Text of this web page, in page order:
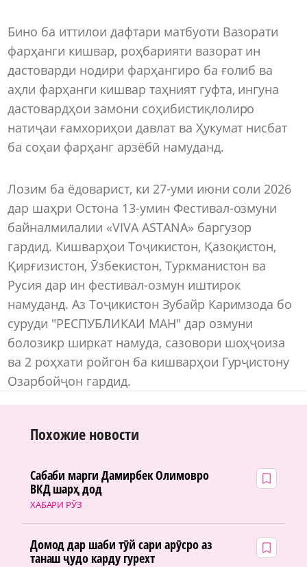
Бино ба иттилои дафтари матбуоти Вазорати
фарҳанги кишвар, роҳбарияти вазорат ин
дастоварди нодири фарҳангиро ба ғолиб ва
аҳли фарҳанги кишвар таҳният гуфта, ингуна
дастовардҳои замони соҳибистиқлолиро
натиҷаи ғамхориҳои давлат ва Ҳукумат нисбат
ба соҳаи фарҳанг арзёбӣ намуданд.
Лозим ба ёдоварист, ки 27-уми июни соли 2026
дар шаҳри Остона 13-умин Фестивал-озмуни
байналмилалии «VIVA ASTANA» баргузор
гардид. Кишварҳои Тоҷикистон, Қазоқистон,
Қирғизистон, Ӯзбекистон, Туркманистон ва
Русия дар ин фестивал-озмун иштирок
намуданд. Аз Тоҷикистон Зубайр Каримзода бо
суруди "РЕСПУБЛИКАИ МАН" дар озмуни
болозикр ширкат намуда, сазовори шоҳҷоиза
ва 2 роҳхати ройгон ба кишварҳои Гурҷистону
Озарбойҷон гардид.
Похожие новости
ХАБАРИ РӮЗ
Сабаби марги Дамирбек Олимовро
ВКД шарҳ дод
Домод дар шаби тӯй сари арӯсро аз
танаш ҷудо карду гурехт